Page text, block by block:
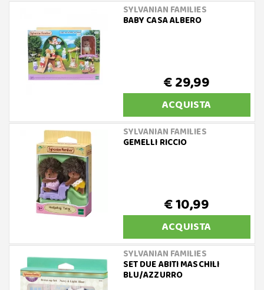
SYLVANIAN FAMILIES
BABY CASA ALBERO
€ 29,99
ACQUISTA
SYLVANIAN FAMILIES
GEMELLI RICCIO
€ 10,99
ACQUISTA
SYLVANIAN FAMILIES
SET DUE ABITI MASCHILI
BLU/AZZURRO